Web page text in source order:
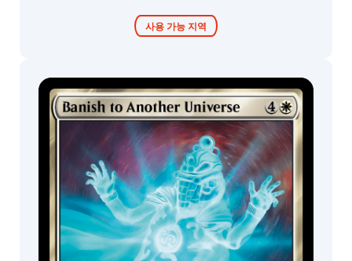
사용 가능 지역
콜렉터 부스터 /
디스플레이